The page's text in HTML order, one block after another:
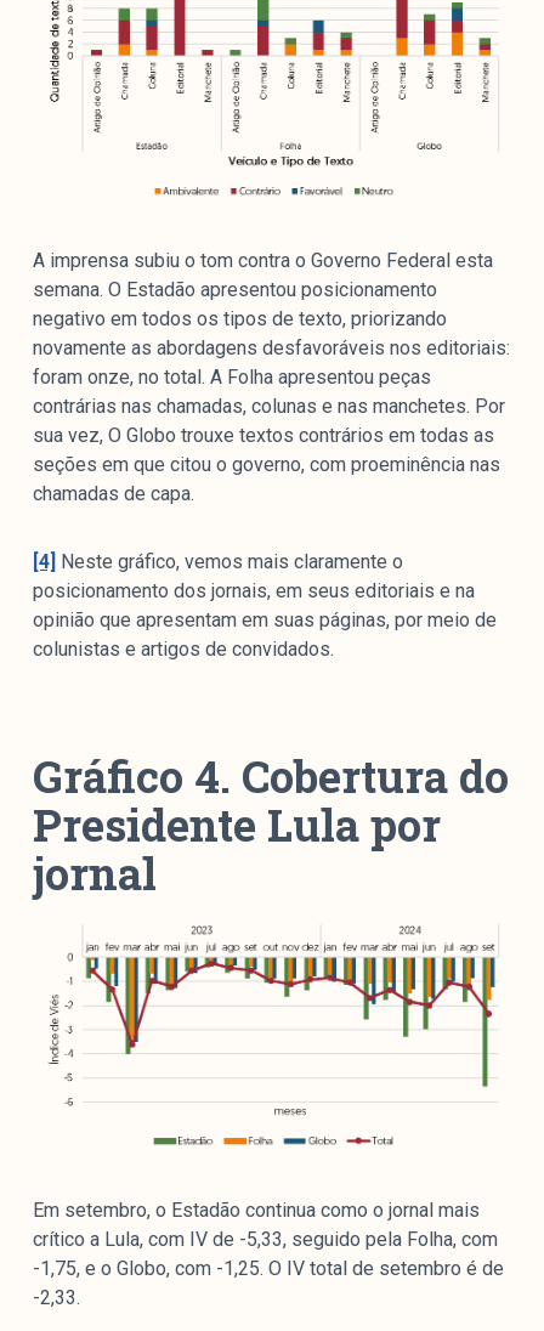
A imprensa subiu o tom contra o Governo Federal esta
semana. O Estadão apresentou posicionamento
negativo em todos os tipos de texto, priorizando
novamente as abordagens desfavoráveis nos editoriais:
foram onze, no total. A Folha apresentou peças
contrárias nas chamadas, colunas e nas manchetes. Por
sua vez, O Globo trouxe textos contrários em todas as
seções em que citou o governo, com proeminência nas
chamadas de capa.
[4] Neste gráfico, vemos mais claramente o
posicionamento dos jornais, em seus editoriais e na
opinião que apresentam em suas páginas, por meio de
colunistas e artigos de convidados.
Gráfico 4. Cobertura do
Presidente Lula por
jornal
Em setembro, o Estadão continua como o jornal mais
crítico a Lula, com IV de -5,33, seguido pela Folha, com
-1,75, e o Globo, com -1,25. O IV total de setembro é de
-2,33.